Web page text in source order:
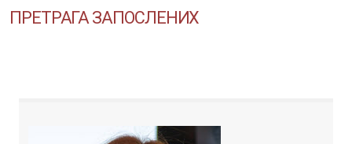
ПРЕТРАГА ЗАПОСЛЕНИХ